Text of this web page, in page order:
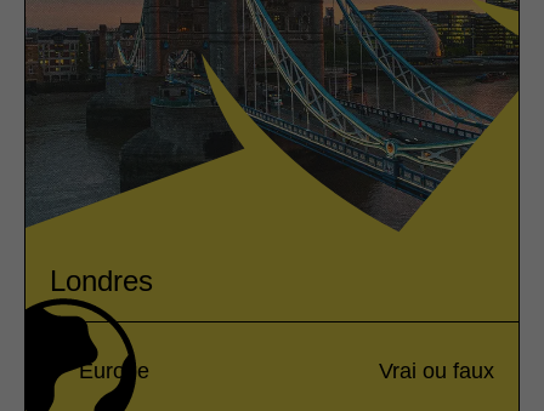
Londres
Europe Vrai ou faux